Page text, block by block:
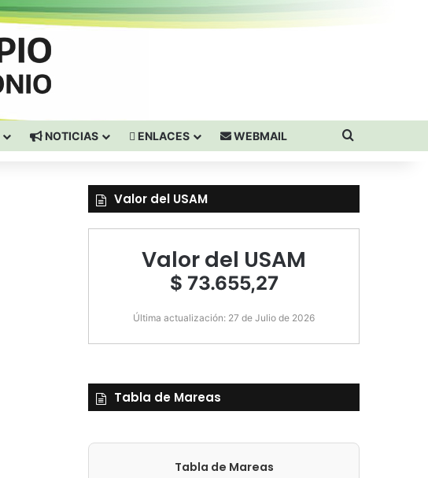
NOTICIAS ENLACES WEBMAIL Buscar por
Valor del USAM
Valor del USAM
$ 73.655,27
Última actualización: 27 de Julio de 2026
Tabla de Mareas
Tabla de Mareas